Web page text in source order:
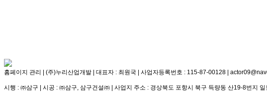
홈페이지 관리 | (주)누리산업개발 | 대표자 : 최원국 | 사업자등록번호 : 115-87-00128 |
시행 : ㈜삼구 | 시공 : ㈜삼구, 삼구건설㈜ | 사업지 주소 : 경상북도 포항시 북구 득량동 산19-8번지